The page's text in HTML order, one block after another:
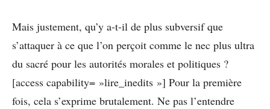
Mais justement, qu’y a-t-il de plus subversif que
s’attaquer à ce que l’on perçoit comme le nec plus ultra
du sacré pour les autorités morales et politiques ?
[access capability= »lire_inedits »] Pour la première
fois, cela s’exprime brutalement. Ne pas l’entendre